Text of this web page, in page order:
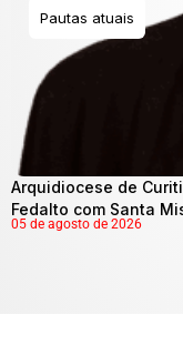
Pautas atuais
Arquidiocese de
Fedalto com Santa
05 de agosto de 2026